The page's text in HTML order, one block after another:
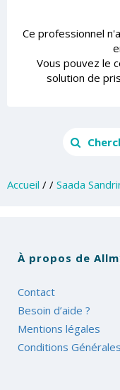
Ce professionnel
Vous pouvez le
solution de
Accueil / / Saada
À propos de
Contact
Besoin d’aide ?
Mentions légales
Conditions